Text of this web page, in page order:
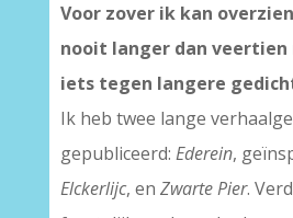
Voor zover ik kan
nooit langer dan veertien
iets tegen langere
Ik heb twee lange
gepubliceerd: Ederein,
Elckerlijc, en Zwarte Pier.